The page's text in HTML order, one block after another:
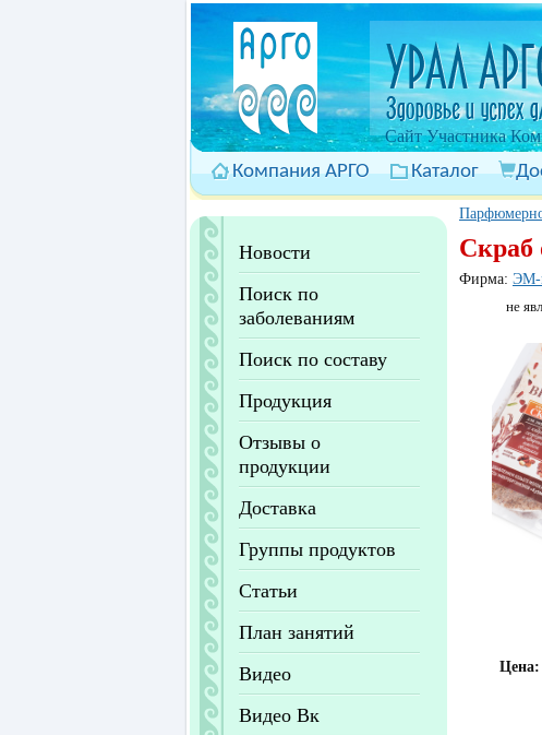
Cайт Участника
Компания АРГО Каталог
Новости
Поиск по
заболеваниям
Поиск по составу
Продукция
Отзывы о
продукции
Доставка
Группы продуктов
Статьи
План занятий
Видео
Видео Вк
Фирма: ЭМ-
не
Цена: